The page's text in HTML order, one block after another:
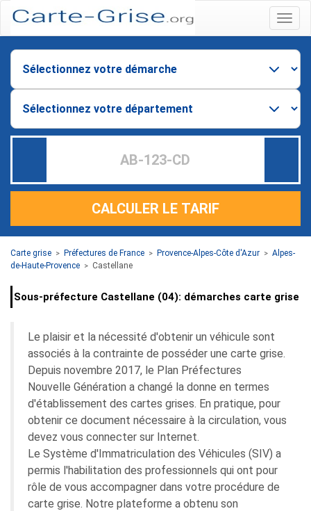
Menu
CALCULER LE TARIF
Carte grise > Préfectures de France > Provence-Alpes-Côte d'Azur > Alpes-
de-Haute-Provence > Castellane
Sous-préfecture Castellane (04): démarches carte grise
Le plaisir et la nécessité d'obtenir un véhicule sont
associés à la contrainte de posséder une carte grise.
Depuis novembre 2017, le Plan Préfectures
Nouvelle Génération a changé la donne en termes
d'établissement des cartes grises. En pratique, pour
obtenir ce document nécessaire à la circulation, vous
devez vous connecter sur Internet.
Le Système d'Immatriculation des Véhicules (SIV) a
permis l'habilitation des professionnels qui ont pour
rôle de vous accompagner dans votre procédure de
carte grise. Notre plateforme a obtenu son